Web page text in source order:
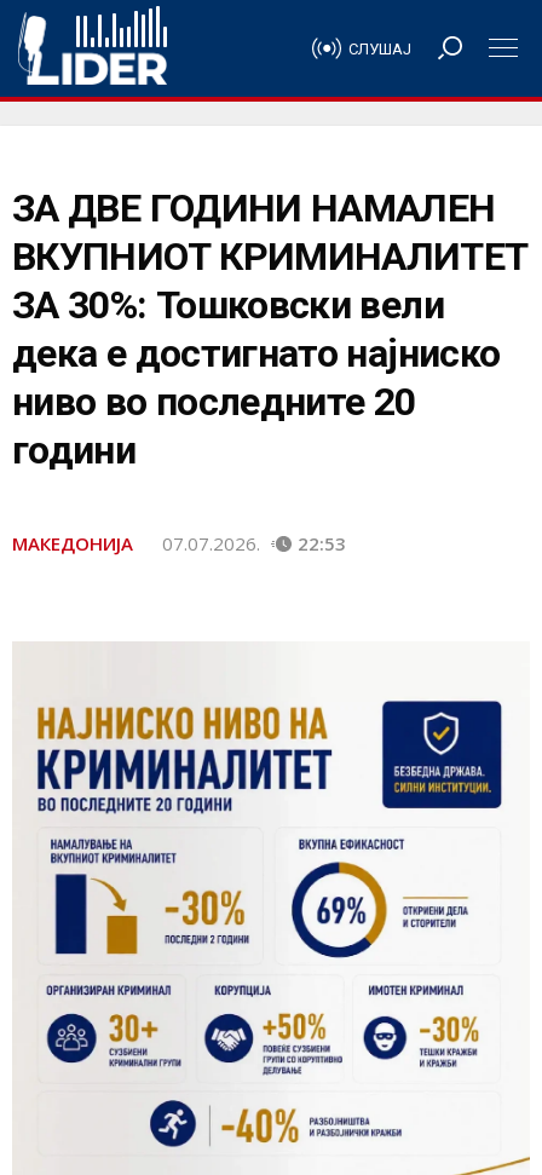
СЛУШАЈ
ЗА ДВЕ ГОДИНИ НАМАЛЕН
ВКУПНИОТ КРИМИНАЛИТЕТ
ЗА 30%: Тошковски вели
дека е достигнато најниско
ниво во последните 20
години
МАКЕДОНИЈА 07.07.2026. 22:53